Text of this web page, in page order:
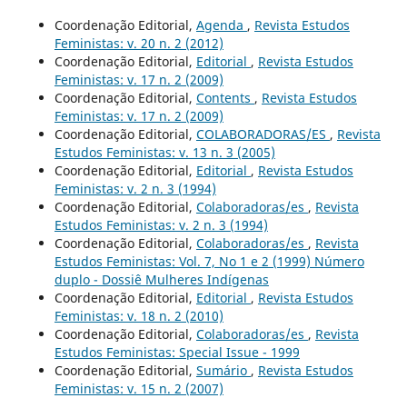
Coordenação Editorial, Agenda , Revista Estudos
Feministas: v. 20 n. 2 (2012)
Coordenação Editorial, Editorial , Revista Estudos
Feministas: v. 17 n. 2 (2009)
Coordenação Editorial, Contents , Revista Estudos
Feministas: v. 17 n. 2 (2009)
Coordenação Editorial, COLABORADORAS/ES , Revista
Estudos Feministas: v. 13 n. 3 (2005)
Coordenação Editorial, Editorial , Revista Estudos
Feministas: v. 2 n. 3 (1994)
Coordenação Editorial, Colaboradoras/es , Revista
Estudos Feministas: v. 2 n. 3 (1994)
Coordenação Editorial, Colaboradoras/es , Revista
Estudos Feministas: Vol. 7, No 1 e 2 (1999) Número
duplo - Dossiê Mulheres Indígenas
Coordenação Editorial, Editorial , Revista Estudos
Feministas: v. 18 n. 2 (2010)
Coordenação Editorial, Colaboradoras/es , Revista
Estudos Feministas: Special Issue - 1999
Coordenação Editorial, Sumário , Revista Estudos
Feministas: v. 15 n. 2 (2007)